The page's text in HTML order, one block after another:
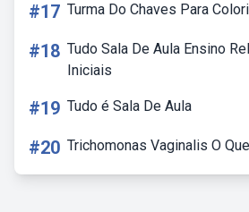
#17 Turma Do Chaves Para
#18 Tudo Sala De Aula Ensino
Iniciais
#19 Tudo é Sala De Aula
#20 Trichomonas Vaginalis O